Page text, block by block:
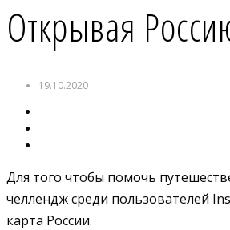
Открывая
19.10.2020
Для того чтобы помочь
челлендж среди пользователей
карта России.